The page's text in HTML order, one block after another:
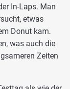
In-Laps. Man
etwas
Donut kam.
was auch die
Zeiten